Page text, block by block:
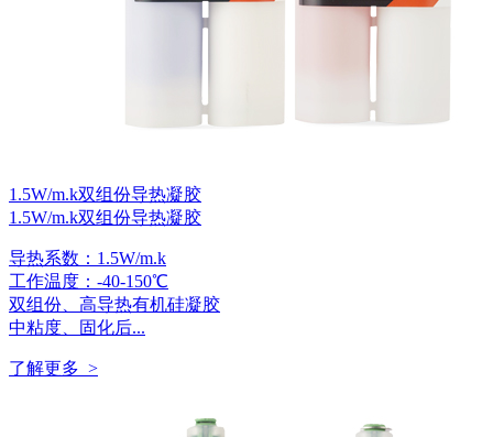
1.5W/m.k双组份导热凝胶
1.5W/m.k双组份导热凝胶
导热系数：1.5W/m.k
工作温度：-40-150℃
双组份、高导热有机硅凝胶
中粘度、固化后...
了解更多 >